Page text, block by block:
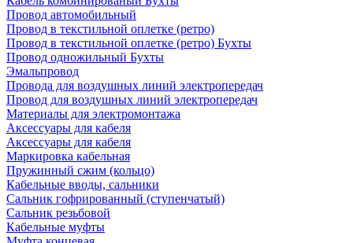
Провод автомобильный
Провод в текстильной оплетке (ретро)
Провод в текстильной оплетке (ретро) Бухты
Провод одножильный Бухты
Эмальпровод
Провода для воздушных линий электропередач
Провод для воздушных линий электропередач
Материалы для электромонтажа
Аксессуары для кабеля
Аксессуары для кабеля
Маркировка кабельная
Пружинный сжим (кольцо)
Кабельные вводы, сальники
Сальник гофрированный (ступенчатый)
Сальник резьбовой
Кабельные муфты